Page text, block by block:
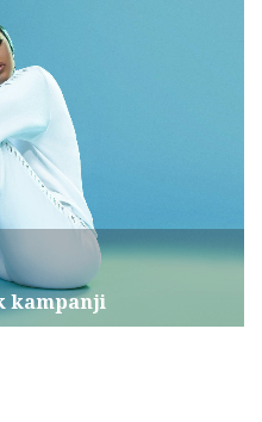
kampanji